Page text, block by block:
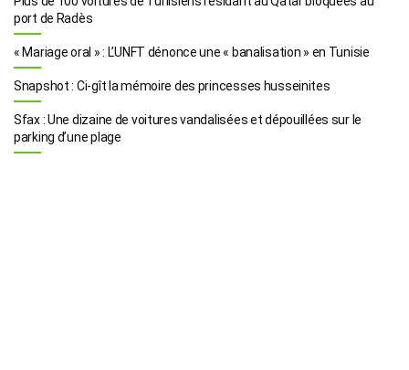
port de Radès
« Mariage oral » : L’UNFT dénonce une « banalisation » en Tunisie
Snapshot : Ci-gît la mémoire des princesses husseinites
Sfax : Une dizaine de voitures vandalisées et dépouillées sur le
parking d’une plage